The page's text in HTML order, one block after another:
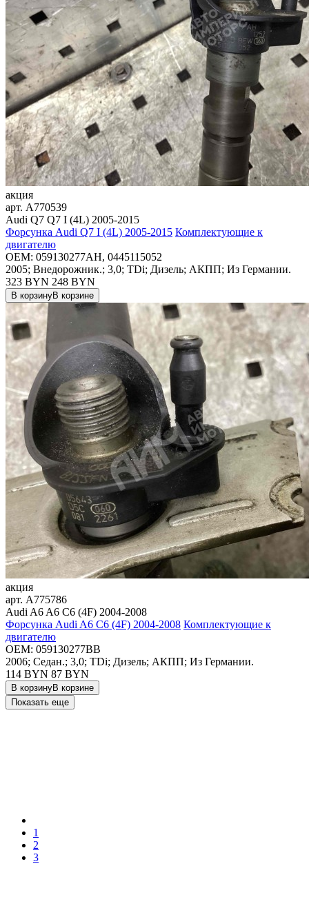
акция
арт. A770539
Audi Q7 Q7 I (4L) 2005-2015
Форсунка Audi Q7 I (4L) 2005-2015 Комплектующие к
двигателю
OEM: 059130277AH, 0445115052
2005; Внедорожник.; 3,0; TDi; Дизель; АКПП; Из Германии.
323 BYN 248 BYN
В корзинуВ корзине
акция
арт. A775786
Audi A6 A6 C6 (4F) 2004-2008
Форсунка Audi A6 C6 (4F) 2004-2008 Комплектующие к
двигателю
OEM: 059130277BB
2006; Седан.; 3,0; TDi; Дизель; АКПП; Из Германии.
114 BYN 87 BYN
В корзинуВ корзине
Показать еще
1
2
3